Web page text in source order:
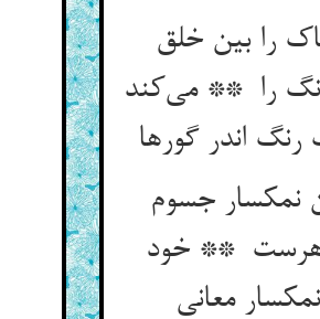
را بین خلق
را ** می‌کند
نمکسار جسوم
** خود
نمکسار معانی